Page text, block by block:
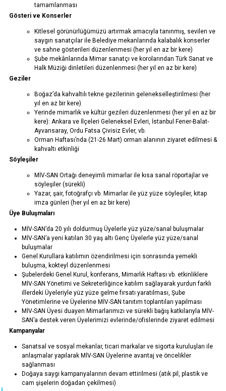
tamamlanması
Gösteri ve Konserler
Kitlesel görünürlüğümüzü artırmak amacıyla tanınmış, sevilen ve
saygın sanatçılar ile Belediye mekanlarında kalabalık konserler
ve sahne gösterileri düzenlenmesi (her yıl en az bir kere)
Şube mekânlarında Mimar sanatçı ve korolarından Türk Sanat ve
Halk Müziği dinletileri düzenlenmesi (her yıl en az bir kere)
Geziler
Boğaz’da kahvaltılı tekne gezilerinin gelenekselleştirilmesi (her
yıl en az bir kere)
Yerinde mimarlık ve kültür gezileri düzenlenmesi (her yıl en az bir
kere): Ankara ve İlçeleri Geleneksel Evleri, İstanbul Fener-Balat-
Ayvansaray, Ordu Fatsa Çivisiz Evler, vb.
Orman Haftası’nda (21-26 Mart) orman alanının ziyaret edilmesi &
kahvaltı etkinliği
Söyleşiler
MİV-SAN Ortağı deneyimli mimarlar ile kısa sanal röportajlar ve
söyleşiler (sürekli)
Yazar, şair, fotoğrafçı vb. Mimarlar ile yüz yüze söyleşiler, kitap
imza günleri (her yıl en az bir kere)
Üye Buluşmaları
MİV-SAN’da 20 yılı doldurmuş Üyelerle yüz yüze/sanal buluşmalar
MİV-SAN’a yeni katılan 30 yaş altı Genç Üyelerle yüz yüze/sanal
buluşmalar
Genel Kurullara katılımın özendirilmesi için sonrasında yemekli
buluşma, kokteyl düzenlenmesi
Şubelerdeki Genel Kurul, konferans, Mimarlık Haftası vb. etkinliklere
MİV-SAN Yönetimi ve Sekreterliğince katılım sağlayarak yurdun farklı
illerdeki Üyeleriyle yüz yüze gelme fırsatı yaratılması, Şube
Yönetimlerine ve Üyelerine MİV-SAN tanıtım toplantıları yapılması
MİV-SAN Üyesi duayen Mimarlarımızı ve sürekli bağış katkılarıyla MİV-
SAN’a destek veren Üyelerimizi evlerinde/ofislerinde ziyaret edilmesi
Kampanyalar
Sanatsal ve sosyal mekanlar, ticari markalar ve sigorta kuruluşları ile
anlaşmalar yapılarak MİV-SAN Üyelerine avantaj ve öncelikler
sağlanması
Doğaya saygı kampanyalarının devam ettirilmesi (atık pil, plastik ve
cam şişelerin doğadan çekilmesi)